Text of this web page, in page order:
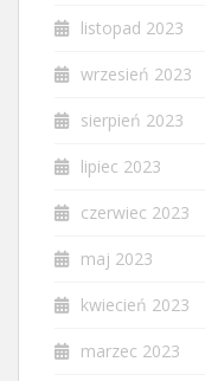
listopad 2023
wrzesień 2023
sierpień 2023
lipiec 2023
czerwiec 2023
maj 2023
kwiecień 2023
marzec 2023